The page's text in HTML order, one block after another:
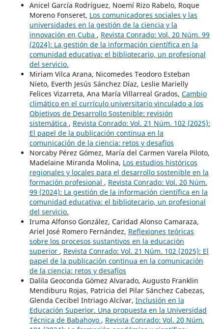
Anicel García Rodríguez, Noemí Rizo Rabelo, Roque
Moreno Fonseret, Los comunicadores sociales y las
universidades en la gestión de la ciencia y la
innovación en Cuba , Revista Conrado: Vol. 20 Núm. 99
(2024): La gestión de la información científica en la
comunidad educativa: el bibliotecario, un profesional
del servicio.
Miriam Vilca Arana, Nicomedes Teodoro Esteban
Nieto, Everth Jesús Sánchez Díaz, Leslie Marielly
Felices Vizarreta, Ana María Villarreal Grados, Cambio
climático en el currículo universitario vinculado a los
Objetivos de Desarrollo Sostenible: revisión
sistemática , Revista Conrado: Vol. 21 Núm. 102 (2025):
El papel de la publicación continua en la
comunicación de la ciencia: retos y desafíos
Norcaby Pérez Gómez, María del Carmen Varela Piloto,
Madelaine Miranda Molina, Los estudios históricos
regionales y locales para el desarrollo sostenible en la
formación profesional , Revista Conrado: Vol. 20 Núm.
99 (2024): La gestión de la información científica en la
comunidad educativa: el bibliotecario, un profesional
del servicio.
Iruma Alfonso González, Caridad Alonso Camaraza,
Ariel José Romero Fernández, Reflexiones teóricas
sobre los procesos sustantivos en la educación
superior , Revista Conrado: Vol. 21 Núm. 102 (2025): El
papel de la publicación continua en la comunicación
de la ciencia: retos y desafíos
Dalila Geoconda Gómez Alvarado, Augusto Franklin
Mendiburu Rojas, Patricia del Pilar Sánchez Cabezas,
Glenda Cecibel Intriago Alcívar, Inclusión en la
Educación Superior. Una propuesta en la Universidad
Técnica de Babahoyo , Revista Conrado: Vol. 20 Núm.